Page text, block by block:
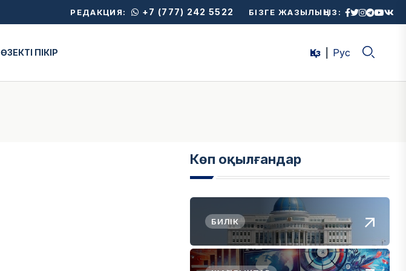
РЕДАКЦИЯ: +7 (777) 242 5522 БІЗГЕ ЖАЗЫЛЫҢЫЗ:
ӨЗЕКТІ ПІКІР Қаз Рус
Көп оқылғандар
БИЛІК